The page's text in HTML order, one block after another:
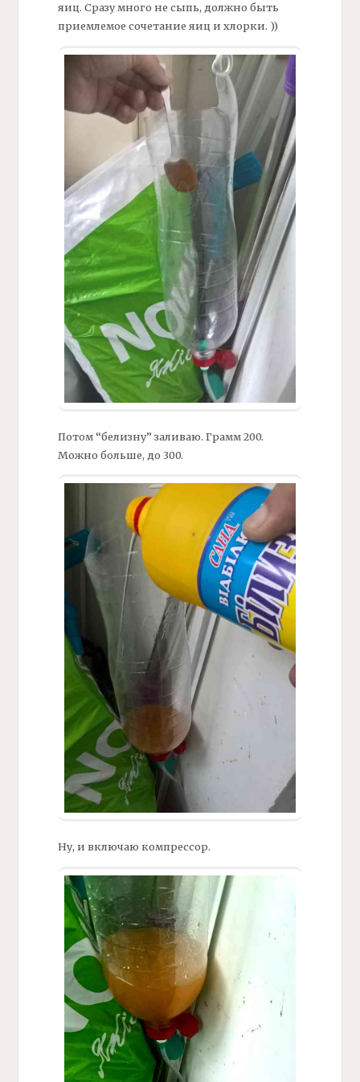
яиц. Сразу много не сыпь, должно быть
приемлемое сочетание яиц и хлорки. ))
Потом “белизну” заливаю. Грамм 200.
Можно больше, до 300.
Ну, и включаю компрессор.